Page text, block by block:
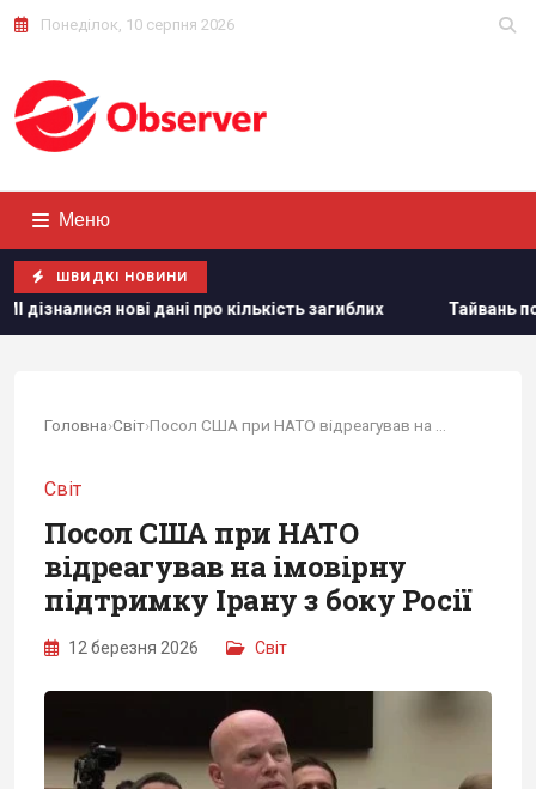
Понеділок, 10 серпня 2026
Меню
ШВИДКІ НОВИНИ
кількість загиблих Тайвань показав під час
Головна›Світ›
Світ
Посол США при НАТО
відреагував на імовірну
підтримку Ірану з боку Росії
12 березня 2026 Світ